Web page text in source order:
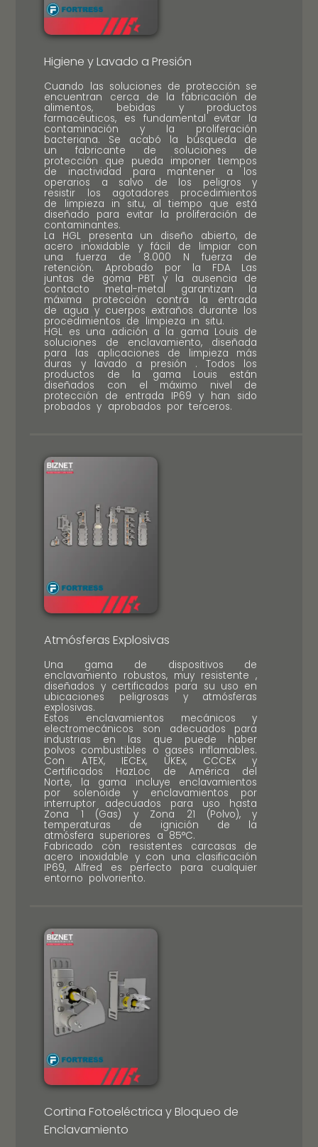
Higiene y Lavado a Presión
Cuando las soluciones de protección se
encuentran cerca de la fabricación de
alimentos, bebidas y productos
farmacéuticos, es fundamental evitar la
contaminación y la proliferación
bacteriana. Se acabó la búsqueda de
un fabricante de soluciones de
protección que pueda imponer tiempos
de inactividad para mantener a los
operarios a salvo de los peligros y
resistir los agotadores procedimientos
de limpieza in situ, al tiempo que está
diseñado para evitar la proliferación de
contaminantes.
La HGL presenta un diseño abierto, de
acero inoxidable y fácil de limpiar con
una fuerza de 8.000 N fuerza de
retención. Aprobado por la FDA Las
juntas de goma PBT y la ausencia de
contacto metal-metal garantizan la
máxima protección contra la entrada
de agua y cuerpos extraños durante los
procedimientos de limpieza in situ.
HGL es una adición a la gama Louis de
soluciones de enclavamiento, diseñada
para las aplicaciones de limpieza más
duras y lavado a presión . Todos los
productos de la gama Louis están
diseñados con el máximo nivel de
protección de entrada IP69 y han sido
probados y aprobados por terceros.
Atmósferas Explosivas
Una gama de dispositivos de
enclavamiento robustos, muy resistente ,
diseñados y certificados para su uso en
ubicaciones peligrosas y atmósferas
explosivas.
Estos enclavamientos mecánicos y
electromecánicos son adecuados para
industrias en las que puede haber
polvos combustibles o gases inflamables.
Con ATEX, IECEx, UKEx, CCCEx y
Certificados HazLoc de América del
Norte, la gama incluye enclavamientos
por solenoide y enclavamientos por
interruptor adecuados para uso hasta
Zona 1 (Gas) y Zona 21 (Polvo), y
temperaturas de ignición de la
atmósfera superiores a 85°C.
Fabricado con resistentes carcasas de
acero inoxidable y con una clasificación
IP69, Alfred es perfecto para cualquier
entorno polvoriento.
Cortina Fotoeléctrica y Bloqueo de
Enclavamiento